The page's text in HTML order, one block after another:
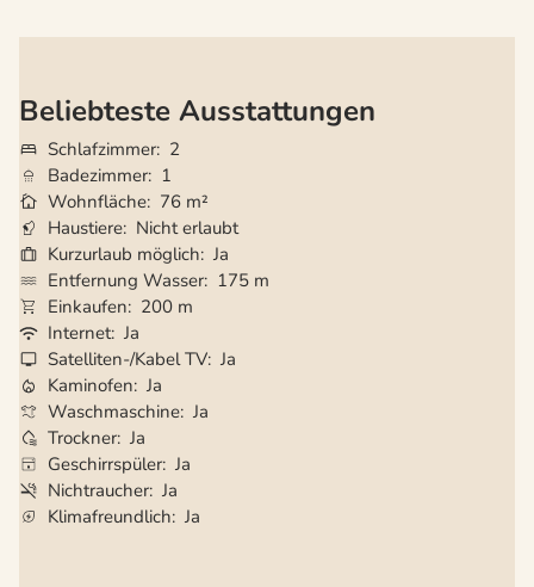
Beliebteste Ausstattungen
Schlafzimmer 2
Badezimmer 1
Wohnfläche 76 m²
Haustiere Nicht erlaubt
Kurzurlaub möglich Ja
Entfernung Wasser 175 m
Einkaufen
200 m
Internet Ja
Satelliten-/Kabel TV Ja
Kaminofen Ja
Waschmaschine Ja
Trockner Ja
Geschirrspüler Ja
Nichtraucher Ja
Klimafreundlich Ja